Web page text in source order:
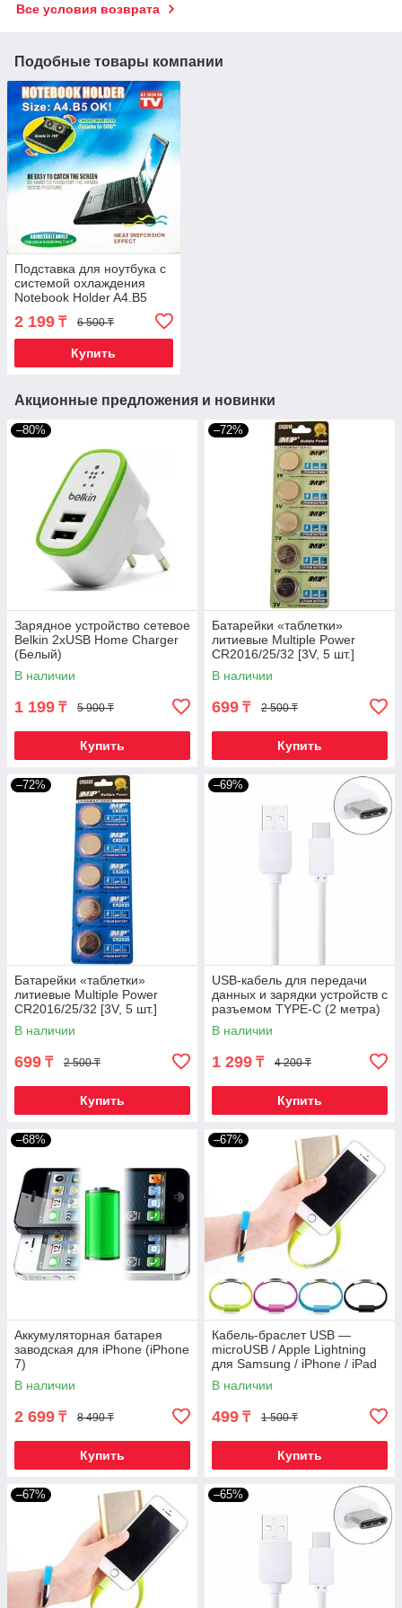
Все условия возврата
Подобные товары компании
Подставка для ноутбука с
системой охлаждения
Notebook Holder A4.B5
2 199 ₸ 6 500 ₸
Купить
Акционные предложения и новинки
–80%
Зарядное устройство сетевое
Belkin 2хUSB Home Charger
(Белый)
В наличии
1 199 ₸ 5 900 ₸
Купить
–72%
Батарейки «таблетки»
литиевые Multiple Power
CR2016/25/32 [3V, 5 шт.]
(CR2016)
В наличии
699 ₸ 2 500 ₸
Купить
–72%
Батарейки «таблетки»
литиевые Multiple Power
CR2016/25/32 [3V, 5 шт.]
(CR2025)
В наличии
699 ₸ 2 500 ₸
Купить
–69%
USB-кабель для передачи
данных и зарядки устройств с
разъемом TYPE-C (2 метра)
В наличии
1 299 ₸ 4 200 ₸
Купить
–68%
Аккумуляторная батарея
заводская для iPhone (iPhone
7)
В наличии
2 699 ₸ 8 490 ₸
Купить
–67%
Кабель-браслет USB —
microUSB / Apple Lightning
для Samsung / iPhone / iPad
(Салатовый / USB-microUSB)
В наличии
499 ₸ 1 500 ₸
Купить
–67% –65%